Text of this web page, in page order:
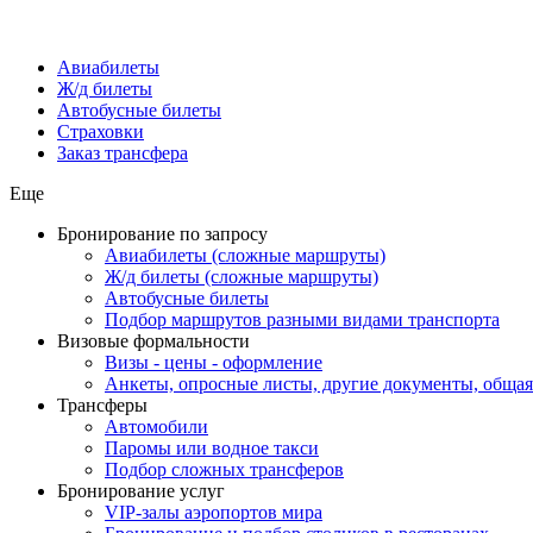
Авиабилеты
Ж/д билеты
Автобусные билеты
Страховки
Заказ трансфера
Еще
Бронирование по запросу
Авиабилеты (сложные маршруты)
Ж/д билеты (сложные маршруты)
Автобусные билеты
Подбор маршрутов разными видами транспорта
Визовые формальности
Визы - цены - оформление
Анкеты, опросные листы, другие документы,
Трансферы
Автомобили
Паромы или водное такси
Подбор сложных трансферов
Бронирование услуг
VIP-залы аэропортов мира